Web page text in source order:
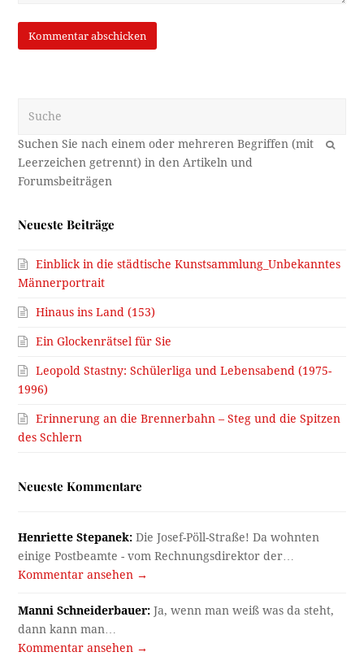
OK
Neueste Beiträge
Einblick in die städtische Kunstsammlung_Unbekanntes
Männerportrait
Hinaus ins Land (153)
Ein Glockenrätsel für Sie
Leopold Stastny: Schülerliga und Lebensabend (1975-
1996)
Erinnerung an die Brennerbahn – Steg und die Spitzen
des Schlern
Neueste Kommentare
Henriette Stepanek: Die Josef-Pöll-Straße! Da wohnten
einige Postbeamte - vom Rechnungsdirektor der…
Kommentar ansehen →
Manni Schneiderbauer: Ja, wenn man weiß was da steht,
dann kann man…
Kommentar ansehen →